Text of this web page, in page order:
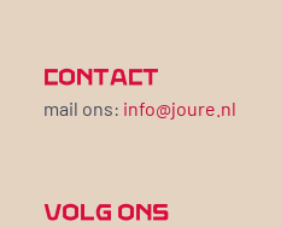
CONTACT
mail ons: info@joure.nl
VOLG ONS